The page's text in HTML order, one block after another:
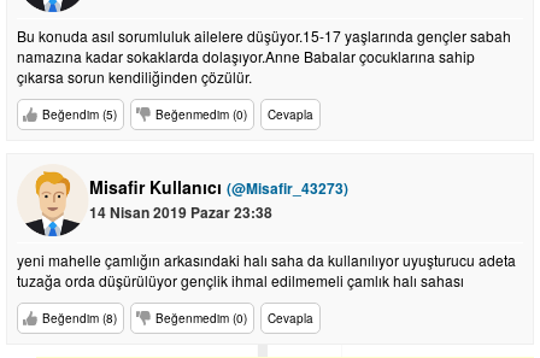
Bu konuda asıl sorumluluk ailelere düşüyor.15-17 yaşlarında gençler sabah
namazına kadar sokaklarda dolaşıyor.Anne Babalar çocuklarına sahip
çıkarsa sorun kendiliğinden çözülür.
Beğendim (5) Beğenmedim (0) Cevapla
Misafir Kullanıcı (@Misafir_43273)
14 Nisan 2019 Pazar 23:38
yeni mahelle çamlığın arkasındaki halı saha da kullanılıyor uyuşturucu adeta
tuzağa orda düşürülüyor gençlik ihmal edilmemeli çamlık halı sahası
Beğendim (8) Beğenmedim (0) Cevapla